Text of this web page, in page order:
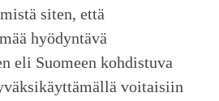
siten, että
hyödyntävä
eli Suomeen kohdistuva
voitaisiin